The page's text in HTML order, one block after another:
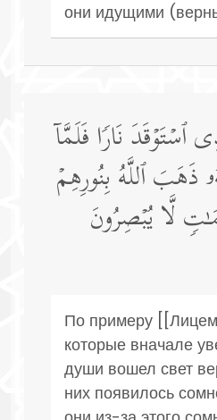
они идущими
ٱسۡتَوۡقَدَ نَارࣰا فَلَمَّاۤ
ذَهَبَ ٱللَّهُ بِنُورِهِمۡ
لَّا یُبۡصِرُونَ
По примеру
которые вначале
души вошел свет
них появилось